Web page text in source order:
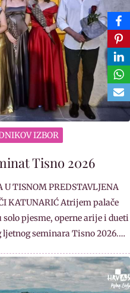
IZBOR
Tisno 2026
U TISNOM PREDSTAVLJENA
KATUNARIĆ Atrijem palače
pjesme, operne arije i dueti
seminara Tisno 2026.…